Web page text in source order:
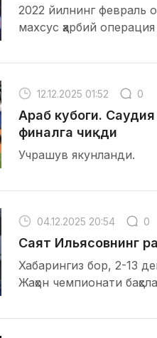
2022 йилнинг февраль
махсус ҳарбий
12.12.2025 01:52 0
Араб кубоги.
финалга чиқди
Учрашув якунланди.
04.12.2025 20:54 0
Саят Ильясовнинг
Хабарингиз бор, 2-13
Жаҳон чемпионати